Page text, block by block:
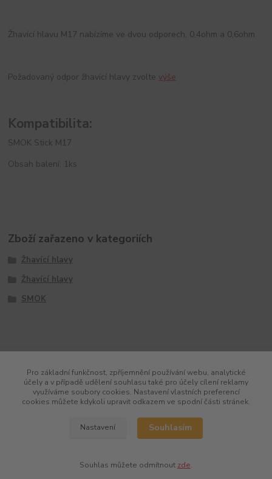
Žhavící hlavu M17 nabízíme ve dvou odporech, 0,4ohm a 0,6ohm
Požadovaný odpor žhavící hlavy zvoltevýše
Kompatibilita:
SMOK Stick M17
Obsah balení: 1ks
Zboží zařazeno v kategoriích
Žhavící hlavy
Žhavící hlavy
SMOK
Pro základní funkčnost, zpříjemnění používání webu, analytické
účely a v případě udělení souhlasu také pro účely cílení reklamy
využíváme soubory cookies. Nastavení vlastních preferencí
cookies můžete kdykoli upravit odkazem ve spodní části stránek.
Nastavení Souhlasím
Souhlas můžete odmítnout zde.